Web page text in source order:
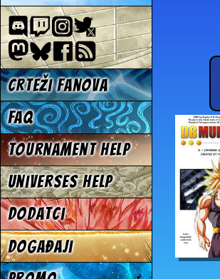
Crteži fanova
FAQ
Tournament Help
Universes Help
Dodatci
Događaji